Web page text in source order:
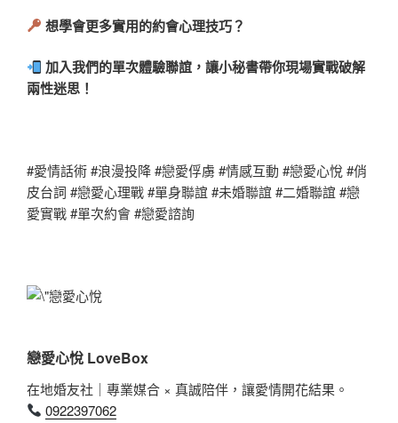
想學會更多實用的約會心理技巧？
加入我們的單次體驗聯誼，讓小秘書帶你現場實戰破解
兩性迷思！
#愛情話術 #浪漫投降 #戀愛俘虜 #情感互動 #戀愛心悅 #俏
皮台詞 #戀愛心理戰 #單身聯誼 #未婚聯誼 #二婚聯誼 #戀
愛實戰 #單次約會 #戀愛諮詢
戀愛心悅 LoveBox
在地婚友社｜專業媒合 × 真誠陪伴，讓愛情開花結果。
0922397062